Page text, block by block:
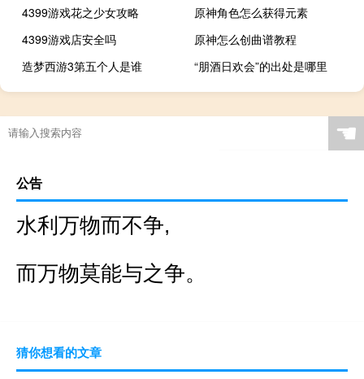
4399游戏花之少女攻略
原神角色怎么获得元素
4399游戏店安全吗
原神怎么创曲谱教程
造梦西游3第五个人是谁
“朋酒日欢会”的出处是哪里
☚
公告
水利万物而不争,
而万物莫能与之争。
猜你想看的文章